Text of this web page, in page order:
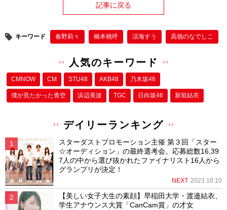
記事に戻る
キーワード 春野莉々 橋本桃呼 涼海すう 高嶺のなでしこ
人気のキーワード
CMNOW CM STU48 AKB48 乃木坂46
僕が⾒たかった⻘空 浜辺美波 TGC 日向坂46 新垣結衣
デイリーランキング
スターダストプロモーション主催 第３回「スター
☆オーディション」の最終選考会。応募総数16,39
7人の中から選び抜かれたファイナリスト16人から
グランプリが決定！
NEXT 2023.10.10
【美しい女子大生の素顔】早稲田大学・渡邉結衣、
学生アナウンス大賞「CanCam賞」の才女